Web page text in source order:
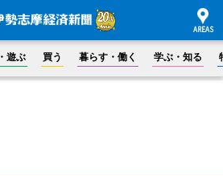
遊ぶ 買う 暮らす・働く 学ぶ・知る